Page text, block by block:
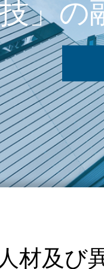
材及び